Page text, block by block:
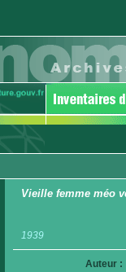
Vieille femme méo
1939
Auteur :